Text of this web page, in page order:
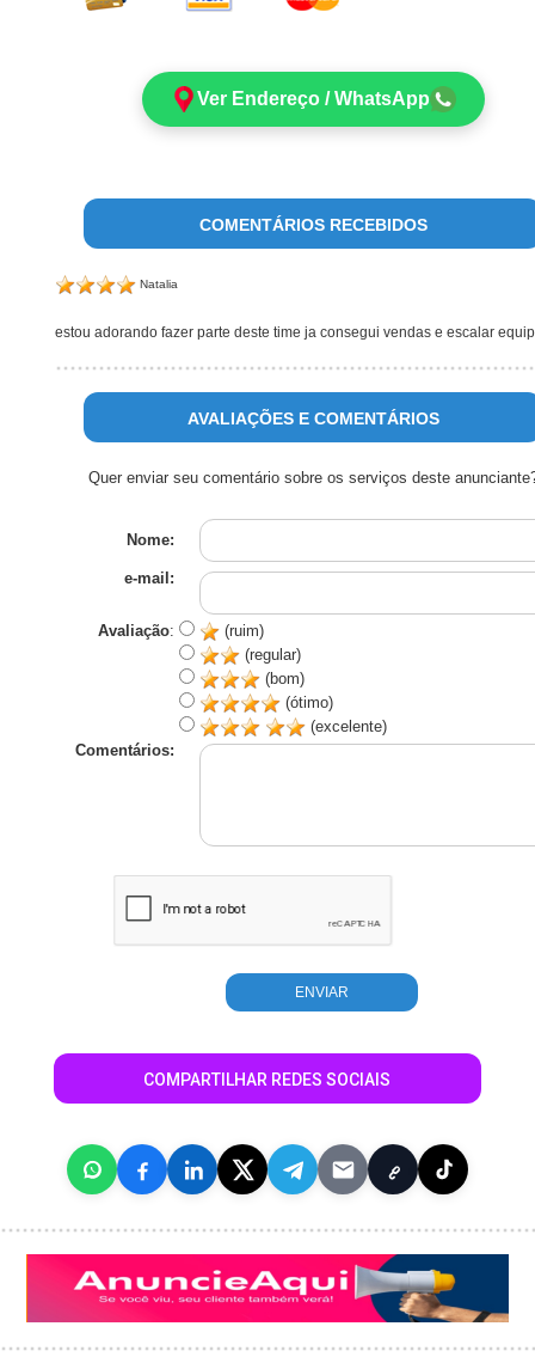
Ver Endereço / WhatsApp
COMENTÁRIOS RECEBIDOS
Natalia
estou adorando fazer parte deste time ja consegui vendas e escalar
AVALIAÇÕES E COMENTÁRIOS
Quer enviar seu comentário sobre os serviços deste
Nome:
e-mail:
Avaliação:
(ruim)
(regular)
(bom)
(ótimo)
(excelente)
Comentários:
COMPARTILHAR REDES SOCIAIS